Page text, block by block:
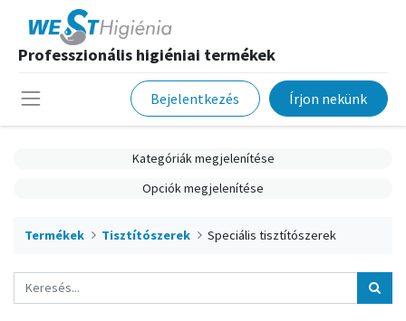
Professzionális higiéniai termékek
Bejelentkezés Írjon nekünk
Kategóriák megjelenítése
Opciók megjelenítése
Termékek Tisztítószerek Speciális tisztítószerek